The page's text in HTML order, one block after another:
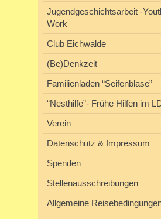
Jugendgeschichtsarbeit -
Work
Club Eichwalde
(Be)Denkzeit
Familienladen “Seifenblase”
“Nesthilfe”- Frühe Hilfen im
Verein
Datenschutz & Impressum
Spenden
Stellenausschreibungen
Allgemeine